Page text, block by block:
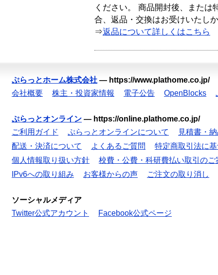
ください。 商品開封後、または
合、返品・交換はお受けいたし
⇒返品について詳しくはこちら
ぷらっとホーム株式会社 — https://www.plathome.co.jp/
会社概要
株主・投資家情報 電子公告 OpenBlocks
ぷらっとオンライン — https://online.plathome.co.jp/
ご利用ガイド
ぷらっとオンラインについて
見積書・
配送・決済について
よくあるご質問
特定商取引法に
個人情報取り扱い方針
校費・公費・科研費払い取引のご
IPv6への取り組み
お客様からの声 ご注文の取り消し
ソーシャルメディア
Twitter公式アカウント
Facebook公式ページ